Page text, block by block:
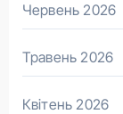
Червень 2026
Травень 2026
Квітень 2026